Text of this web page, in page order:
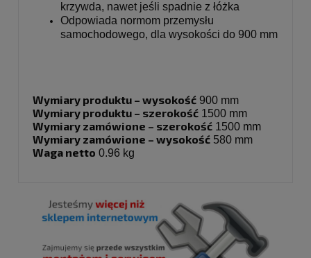
krzywda, nawet jeśli spadnie z łóżka
Odpowiada normom przemysłu
samochodowego, dla wysokości do 900 mm
Wymiary produktu – wysokość 900 mm
Wymiary produktu – szerokość 1500 mm
Wymiary zamówione – szerokość 1500 mm
Wymiary zamówione – wysokość 580 mm
Waga netto 0.96 kg